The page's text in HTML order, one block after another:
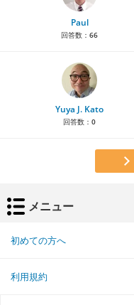
Paul
回答数： 66
Yuya J. Kato
回答数： 0
メニュー
初めての方へ
利用規約